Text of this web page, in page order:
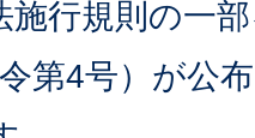
施行規則の一
令第4号）が公